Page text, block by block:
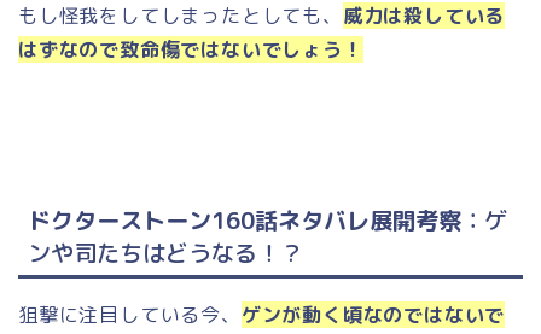
もし怪我をしてしまったとしても、 威力は殺している
はずなので致命傷ではないでしょう！
ドクターストーン160話ネタバレ展開考察 ：ゲ
ンや司たちはどうなる！？
狙撃に注目している今、 ゲンが動く頃なのではないで